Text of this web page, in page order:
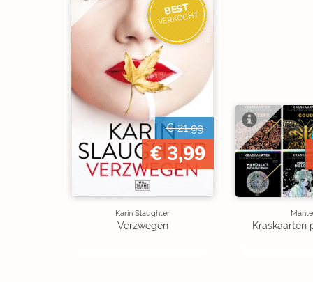
BEST
VERKOCHT
€ 21,99
€ 3,99
Karin Slaughter
Verzwegen Kraskaarten